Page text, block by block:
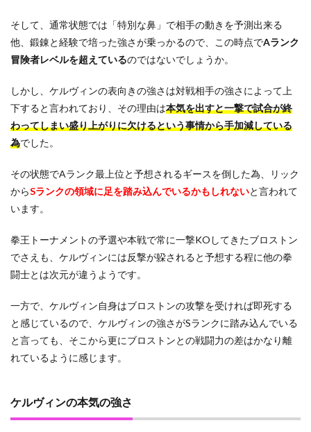
そして、通常状態では「特別な鼻」で相手の動きを予測出来る
他、鍛錬と経験で培った強さが乗っかるので、この時点でAランク
冒険者レベルを超えているのではないでしょうか。
しかし、ケルヴィンの表向きの強さは対戦相手の強さによって上
下すると言われており、その理由は本気を出すと一撃で試合が終
わってしまい盛り上がりに欠けるという事情から手加減している
為でした。
その状態でAランク最上位と予想されるギースを倒した為、リック
からSランクの領域に足を踏み込んでいるかもしれないと言われて
います。
拳王トーナメントの予選や本戦で常に一撃KOしてきたブロストン
でさえも、ケルヴィンには反撃が躱されると予想する程に他の拳
闘士とは次元が違うようです。
一方で、ケルヴィン自身はブロストンの攻撃を受ければ即死する
と感じているので、ケルヴィンの強さがSランクに踏み込んでいる
と言っても、そこから更にブロストンとの戦闘力の差はかなり離
れているように感じます。
ケルヴィンの本気の強さ